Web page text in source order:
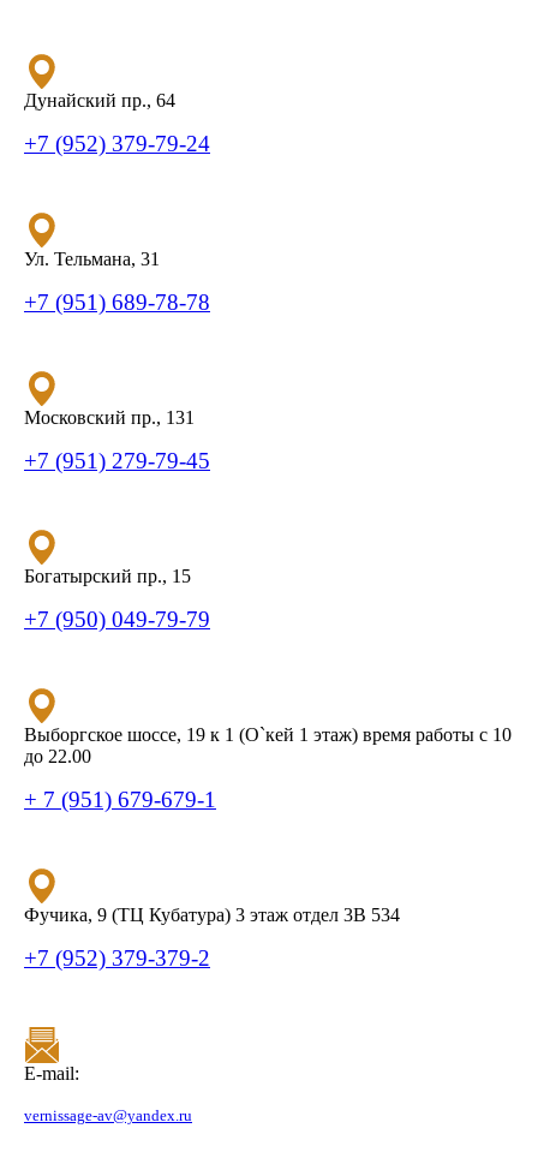
Дунайский пр., 64
+7 (952) 379-79-24
Ул. Тельмана, 31
+7 (951) 689-78-78
Московский пр., 131
+7 (951) 279-79-45
Богатырский пр., 15
+7 (950) 049-79-79
Выборгское шоссе, 19 к 1 (О`кей 1 этаж) время работы с 10
до 22.00
+ 7 (951) 679-679-1
Фучика, 9 (ТЦ Кубатура) 3 этаж отдел 3В 534
+7 (952) 379-379-2
E-mail:
vernissage-av@yandex.ru